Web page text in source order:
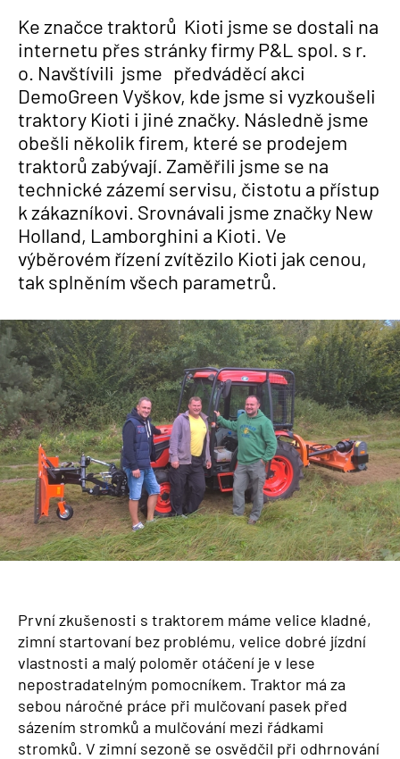
Ke značce traktorů Kioti jsme se dostali na
internetu přes stránky firmy P&L spol. s r.
o. Navštívili jsme předváděcí akci
DemoGreen Vyškov, kde jsme si vyzkoušeli
traktory Kioti i jiné značky. Následně jsme
obešli několik firem, které se prodejem
traktorů zabývají. Zaměřili jsme se na
technické zázemí servisu, čistotu a přístup
k zákazníkovi. Srovnávali jsme značky New
Holland, Lamborghini a Kioti. Ve
výběrovém řízení zvítězilo Kioti jak cenou,
tak splněním všech parametrů.
První zkušenosti s traktorem máme velice kladné,
zimní startovaní bez problému, velice dobré jízdní
vlastnosti a malý poloměr otáčení je v lese
nepostradatelným pomocníkem. Traktor má za
sebou náročné práce při mulčovaní pasek před
sázením stromků a mulčování mezi řádkami
stromků. V zimní sezoně se osvědčil při odhrnování